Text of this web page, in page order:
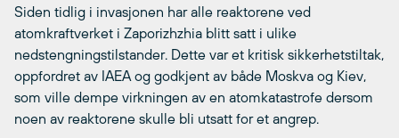
Siden tidlig i invasjonen har alle reaktorene ved
atomkraftverket i Zaporizhzhia blitt satt i ulike
nedstengningstilstander. Dette var et kritisk sikkerhetstiltak,
oppfordret av IAEA og godkjent av både Moskva og Kiev,
som ville dempe virkningen av en atomkatastrofe dersom
noen av reaktorene skulle bli utsatt for et angrep.